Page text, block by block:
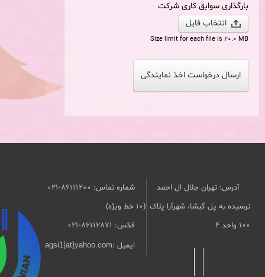
بارگذاری سوابق کاری شرکت
انتخاب فایل
Size limit for each file is 20.0 MB
ارسال درخواست اخذ نمایندگی
آدرس: تهران جلال ال احمد
نرسیده به پل گیشا، شهرآرا پلاک
۱۰۰ واحد ۴
شماره تماس: 86111200-021
(10 خط ویژه)
فکس: 86112871-021
ایمیل :agsi1[at]yahoo.com